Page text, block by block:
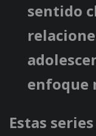
sentido
enfoque
Estas